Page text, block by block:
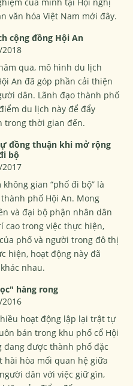
văn hóa Việt Nam mới đây.
cộng đồng Hội An
qua, mô hình du lịch
An đã góp phần cải thiện
dân. Lãnh đạo thành phố
du lịch này để đẩy
trong thời gian đến.
đồng thuận khi mở rộng
bộ
2017
gian “phố đi bộ” là
phố Hội An. Mong
và đại bộ phận nhân dân
cao trong việc thực hiện,
phố và người trong đô thị
hiện, hoạt động này đã
nhau.
hàng rong
hoạt động lập lại trật tự
bán trong khu phố cổ Hội
đang được thành phố đặc
hòa mối quan hệ giữa
dân với việc giữ gìn,